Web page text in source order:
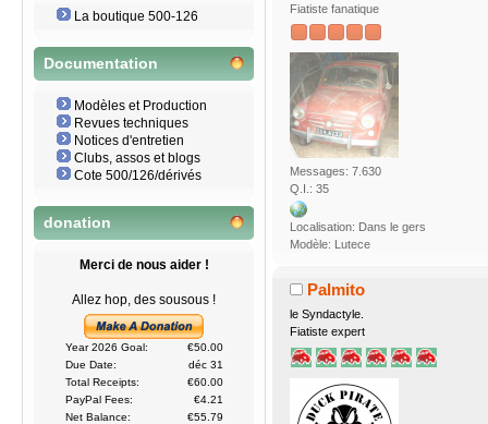
La boutique 500-126
Documentation
Modèles et Production
Revues techniques
Notices d'entretien
Clubs, assos et blogs
Cote 500/126/dérivés
donation
Merci de nous aider !
Allez hop, des sousous !
Year 2026 Goal:
€50.00
Due Date:
déc 31
Total Receipts:
€60.00
PayPal Fees:
€4.21
Net Balance:
€55.79
Fiatiste fanatique
Messages: 7.630
Q.I.: 35
Localisation: Dans le gers
Modèle: Lutece
Palmito
le Syndactyle.
Fiatiste expert